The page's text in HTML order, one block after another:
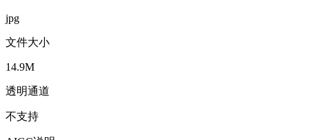
jpg
文件大小
14.9M
透明通道
不支持